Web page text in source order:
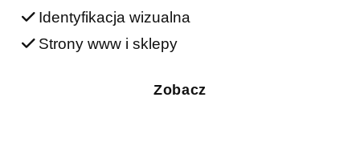
Identyfikacja wizualna
Strony www i sklepy
Zobacz